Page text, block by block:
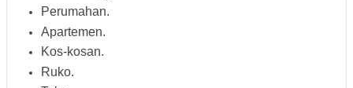
Perumahan.
Apartemen.
Kos-kosan.
Ruko.